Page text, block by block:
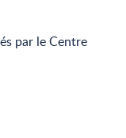
par le Centre